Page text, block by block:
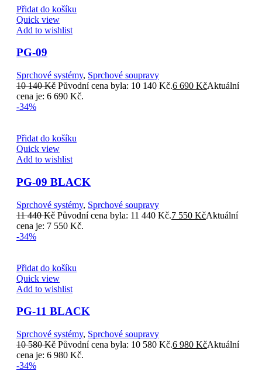
Přidat do košíku
Quick view
Add to wishlist
PG-09
Sprchové systémy, Sprchové soupravy
10 140Kč Původní cena byla: 10 140 Kč.6 690 KčAktuální
cena je: 6 690 Kč.
-34%
Přidat do košíku
Quick view
Add to wishlist
PG-09 BLACK
Sprchové systémy, Sprchové soupravy
11 440Kč Původní cena byla: 11 440 Kč.7 550 KčAktuální
cena je: 7 550 Kč.
-34%
Přidat do košíku
Quick view
Add to wishlist
PG-11 BLACK
Sprchové systémy, Sprchové soupravy
10 580Kč Původní cena byla: 10 580 Kč.6 980 KčAktuální
cena je: 6 980 Kč.
-34%